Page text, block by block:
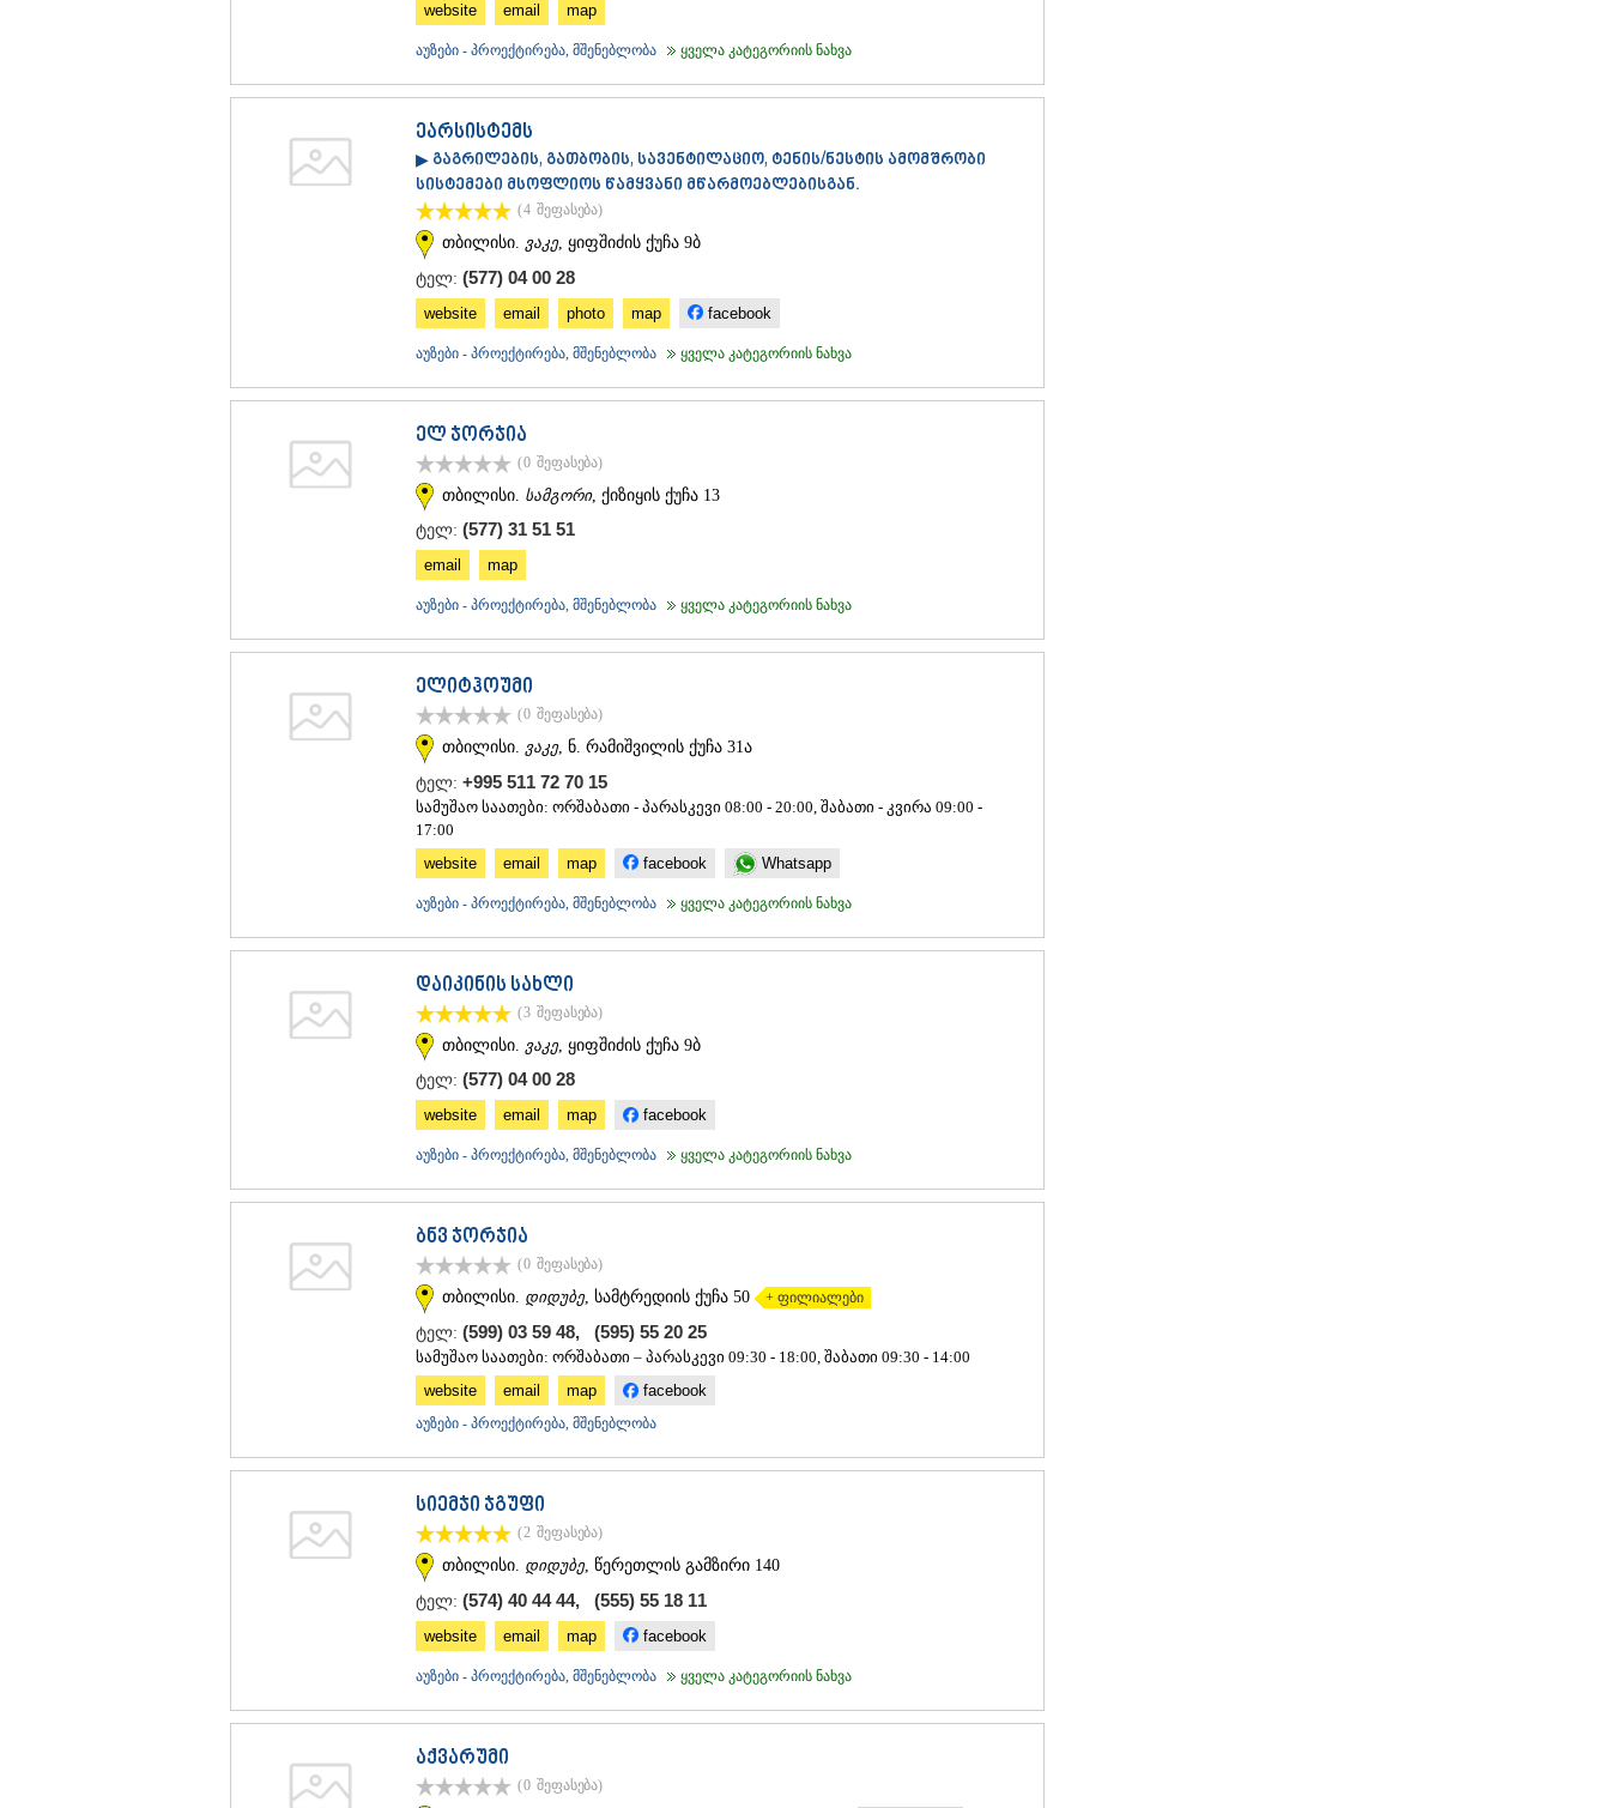
website
email map
აუზები - პროექტირება, მშენებლობა ყველა კატეგორიის ნახვა
ეარსისტემს
▶ გაგრილების, გათბობის, სავენტილაციო, ტენის/ნესტის ამომშრობი
სისტემები მსოფლიოს წამყვანი მწარმოებლებისგან.
(4 შეფასება)
თბილისი. ვაკე , ყიფშიძის ქუჩა 9ბ
ტელ: (577) 04 00 28
website email photo map facebook
აუზები - პროექტირება, მშენებლობა ყველა კატეგორიის ნახვა
ელ ჯორჯია
(0 შეფასება)
თბილისი. სამგორი, ქიზიყის ქუჩა 13
ტელ: (577) 31 51 51
email map
აუზები - პროექტირება, მშენებლობა ყველა კატეგორიის ნახვა
ელიტჰოუმი
(0 შეფასება)
თბილისი. ვაკე , ნ. რამიშვილის ქუჩა 31ა
ტელ: +995 511 72 70 15
სამუშაო საათები: ორშაბათი - პარასკევი 08:00 - 20:00, შაბათი - კვირა 09:00 -
17:00
website
email map facebook Whatsapp
აუზები - პროექტირება, მშენებლობა ყველა კატეგორიის ნახვა
დაიკინის სახლი
(3 შეფასება)
თბილისი. ვაკე , ყიფშიძის ქუჩა 9ბ
ტელ: (577) 04 00 28
website email map facebook
აუზები - პროექტირება, მშენებლობა ყველა კატეგორიის ნახვა
ბნვ ჯორჯია
(0 შეფასება)
თბილისი. დიდუბე , სამტრედიის ქუჩა 50 + ფილიალები
ტელ: (599) 03 59 48, (595) 55 20 25
სამუშაო საათები: ორშაბათი – პარასკევი 09:30 - 18:00, შაბათი 09:30 - 14:00
website
email map facebook
აუზები - პროექტირება, მშენებლობა
სიემჯი ჯგუფი
(2 შეფასება)
თბილისი. დიდუბე , წერეთლის გამზირი 140
ტელ: (574) 40 44 44, (555) 55 18 11
website email map facebook
აუზები - პროექტირება, მშენებლობა ყველა კატეგორიის ნახვა
აქვარუმი
(0 შეფასება)